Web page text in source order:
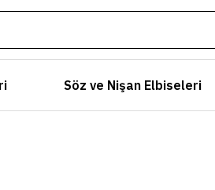
Söz ve Nişan Elbiseleri